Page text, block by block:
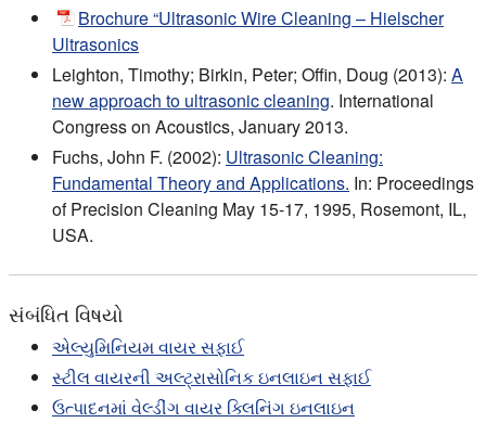
Brochure “Ultrasonic Wire Cleaning – Hielscher
Ultrasonics
Leighton, Timothy; Birkin, Peter; Offin, Doug (2013): A
new approach to ultrasonic cleaning. International
Congress on Acoustics, January 2013.
Fuchs, John F. (2002): Ultrasonic Cleaning:
Fundamental Theory and Applications. In: Proceedings
of Precision Cleaning May 15-17, 1995, Rosemont, IL,
USA.
સંબંધિત વિષયો
એલ્યુમિનિયમ વાયર સફાઈ
સ્ટીલ વાયરની અલ્ટ્રાસોનિક ઇનલાઇન સફાઈ
ઉત્પાદનમાં વેલ્ડીંગ વાયર ક્લિનિંગ ઇનલાઇન